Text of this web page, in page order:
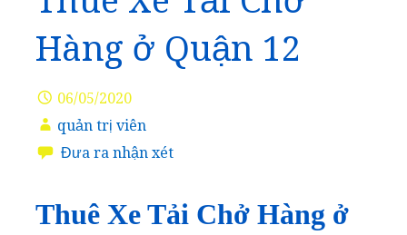
Hàng ở Quận 12
06/05/2020
quản trị viên
Đưa ra nhận xét
Thuê Xe Tải Chở Hàng ở